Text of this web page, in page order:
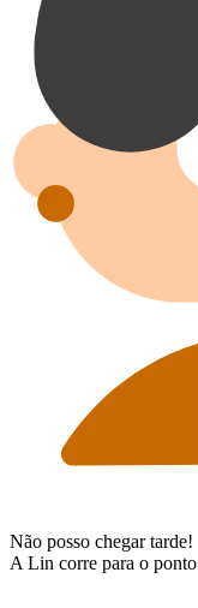
Não posso chegar tarde!
A Lin corre para o ponto